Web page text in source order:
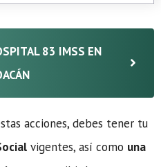
83 IMSS EN
acciones, debes tener tu
vigentes, así como una